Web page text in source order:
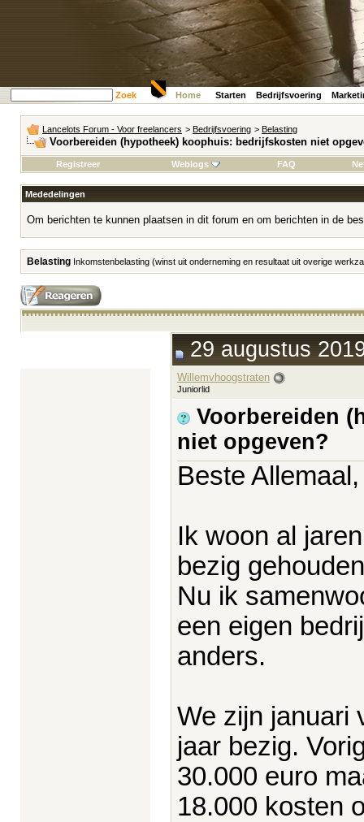
Zoek Home Starten Bedrijfsvoering
Lancelots Forum - Voor freelancers > Bedrijfsvoering > Belasting
Voorbereiden (hypotheek) koophuis: bedrijfskosten niet
Registreer Weblogs FAQ
Mededelingen
Om berichten te kunnen plaatsen in dit forum en om berichten in de
Belasting Inkomstenbelasting (winst uit onderneming en resultaat uit overige
29 augustus
Willemvhoogstraten
Juniorlid
Voorbereiden
niet opgeven?
Beste Allemaal,
Ik woon al
bezig
Nu ik
een eigen
anders.
We zijn januari
jaar bezig.
30.000 euro
18.000 kosten